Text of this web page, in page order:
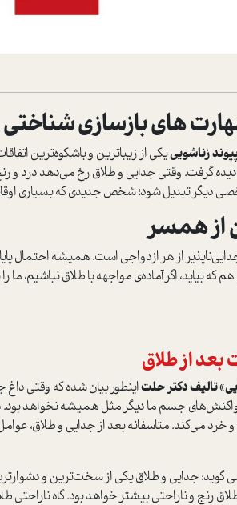
هاي بازسازي
زناشويييکي از زيباترين و باشکوه‌ترين
گرفت. وقتي جدايي و طلاق رخ مي‌دهد درد
ديگر تبديل شود؛ شخص جديدي که بسياري اوقات
از همسر
از هر ازدواجي است. هميشه احتمال
که بيايد، اگر آماده‌ي مواجهه با طلاق
از طلاق
تاليف دکتر حلتاينطور بيان شده که وقتي
و واکنش‌هاي جسم ما ديگر مثل هميشه نخواهد
خرد مي‌کند. متاسفانه بعد از جدايي و طلاق،
گويد: جدايي و طلاق يکي از سخت‌ترين و
رنج و ناراحتي بيشتر خواهد بود. گاه